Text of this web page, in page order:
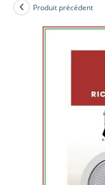
Produit précédent